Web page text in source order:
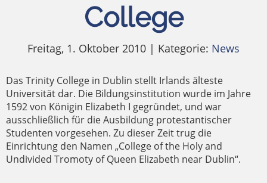
College
Freitag, 1. Oktober 2010 | Kategorie: News
Das Trinity College in Dublin stellt Irlands älteste
Universität dar. Die Bildungsinstitution wurde im Jahre
1592 von Königin Elizabeth I gegründet, und war
ausschließlich für die Ausbildung protestantischer
Studenten vorgesehen. Zu dieser Zeit trug die
Einrichtung den Namen „College of the Holy and
Undivided Tromoty of Queen Elizabeth near Dublin“.